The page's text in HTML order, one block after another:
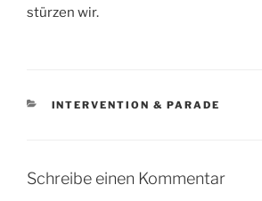
stürzen wir.
KATEGORIEN
INTERVENTION & PARADE
Schreibe einen Kommentar